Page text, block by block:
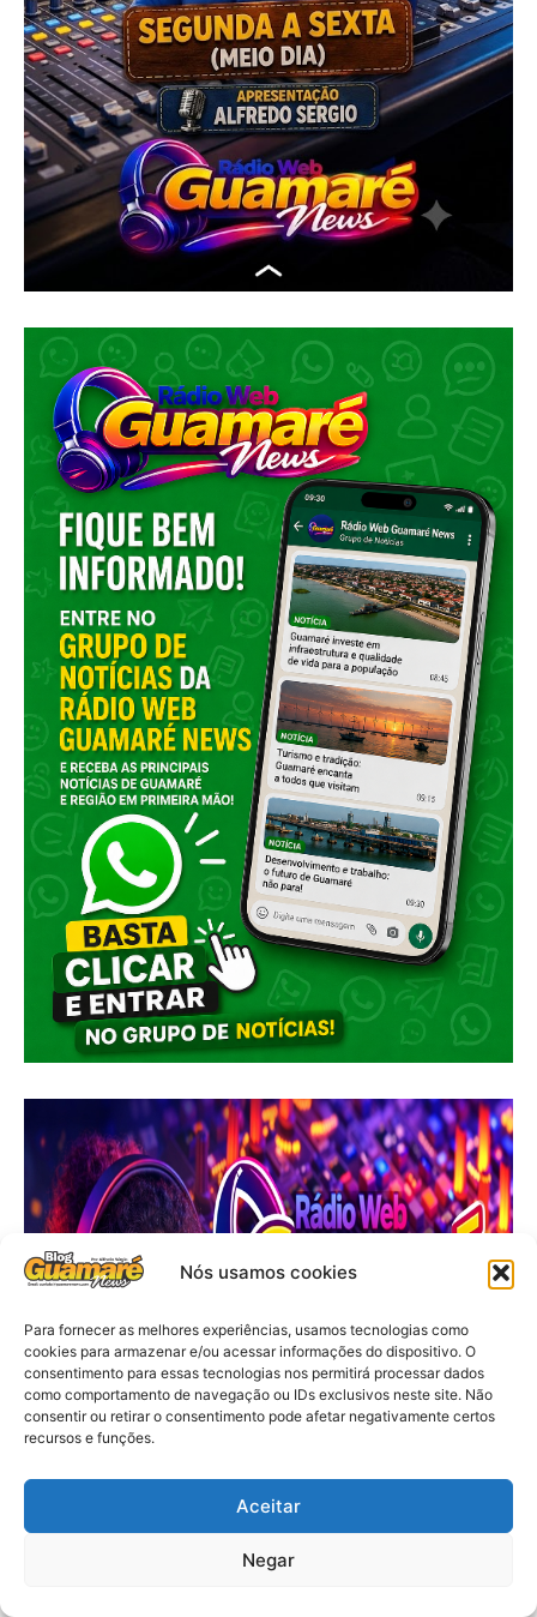
Nós usamos cookies
Para fornecer as melhores experiências, usamos tecnologias como
cookies para armazenar e/ou acessar informações do dispositivo. O
consentimento para essas tecnologias nos permitirá processar dados
como comportamento de navegação ou IDs exclusivos neste site. Não
consentir ou retirar o consentimento pode afetar negativamente certos
recursos e funções.
Aceitar
Negar